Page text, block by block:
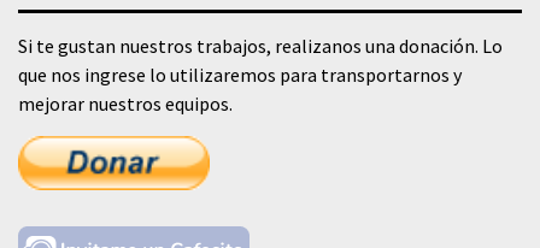
Si te gustan nuestros trabajos, realizanos una donación. Lo
que nos ingrese lo utilizaremos para transportarnos y
mejorar nuestros equipos.